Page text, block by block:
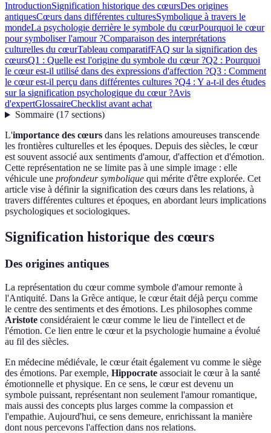
IntroductionSignification historique des cœursDes origines
antiquesCœurs dans différentes culturesSymbolique à travers le
mondeLa psychologie derrière le symbole du cœurPourquoi le cœur
pour symboliser l'amour ?Comparaison des interprétations
culturelles du cœurTableau comparatifFAQ sur la signification des
cœursQ1 : Quelle est l'origine du symbole du cœur ?Q2 : Pourquoi
le cœur est-il utilisé dans des expressions d'affection ?Q3 : Comment
le cœur est-il perçu dans différentes cultures ?Q4 : Y a-t-il des études
sur la signification psychologique du cœur ?Avis
d'expertGlossaireChecklist avant achat
Sommaire(17 sections)
L'importance des cœurs dans les relations amoureuses transcende
les frontières culturelles et les époques. Depuis des siècles, le cœur
est souvent associé aux sentiments d'amour, d'affection et d'émotion.
Cette représentation ne se limite pas à une simple image : elle
véhicule une profondeur symbolique qui mérite d'être explorée. Cet
article vise à définir la signification des cœurs dans les relations, à
travers différentes cultures et époques, en abordant leurs implications
psychologiques et sociologiques.
Signification historique des cœurs
Des origines antiques
La représentation du cœur comme symbole d'amour remonte à
l'Antiquité. Dans la Grèce antique, le cœur était déjà perçu comme
le centre des sentiments et des émotions. Les philosophes comme
Aristote considéraient le cœur comme le lieu de l'intellect et de
l'émotion. Ce lien entre le cœur et la psychologie humaine a évolué
au fil des siècles.
En médecine médiévale, le cœur était également vu comme le siège
des émotions. Par exemple, Hippocrate associait le cœur à la santé
émotionnelle et physique. En ce sens, le cœur est devenu un
symbole puissant, représentant non seulement l'amour romantique,
mais aussi des concepts plus larges comme la compassion et
l'empathie. Aujourd'hui, ce sens demeure, enrichissant la manière
dont nous percevons l'affection dans nos relations.